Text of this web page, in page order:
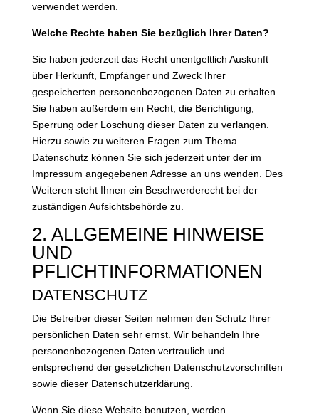
verwendet werden.
Welche Rechte haben Sie bezüglich Ihrer Daten?
Sie haben jederzeit das Recht unentgeltlich Auskunft
über Herkunft, Empfänger und Zweck Ihrer
gespeicherten personenbezogenen Daten zu erhalten.
Sie haben außerdem ein Recht, die Berichtigung,
Sperrung oder Löschung dieser Daten zu verlangen.
Hierzu sowie zu weiteren Fragen zum Thema
Datenschutz können Sie sich jederzeit unter der im
Impressum angegebenen Adresse an uns wenden. Des
Weiteren steht Ihnen ein Beschwerderecht bei der
zuständigen Aufsichtsbehörde zu.
2. ALLGEMEINE HINWEISE
UND
PFLICHTINFORMATIONEN
DATENSCHUTZ
Die Betreiber dieser Seiten nehmen den Schutz Ihrer
persönlichen Daten sehr ernst. Wir behandeln Ihre
personenbezogenen Daten vertraulich und
entsprechend der gesetzlichen Datenschutzvorschriften
sowie dieser Datenschutzerklärung.
Wenn Sie diese Website benutzen, werden